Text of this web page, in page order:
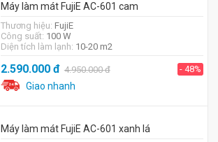
Máy làm mát FujiE AC-601 cam
Thương hiệu: FujiE
Công suất: 100 W
Diện tích làm lạnh: 10-20 m2
2.590.000đ 4.950.000đ - 48%
Giao nhanh
Máy làm mát FujiE AC-601 xanh lá